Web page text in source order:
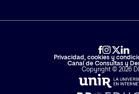
Privacidad, cookies y
Canal de Consultas y
Copyright © 2026